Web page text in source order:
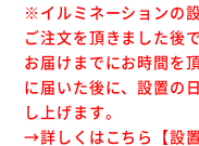
には使用しないでくだ
デザイン】 日本庭園の
のガーデンライト。2
※イルミネーションの
ご注文を頂きました後
お届けまでにお時間を
に届いた後に、設置の
し上げます。
→詳しくはこちら【設